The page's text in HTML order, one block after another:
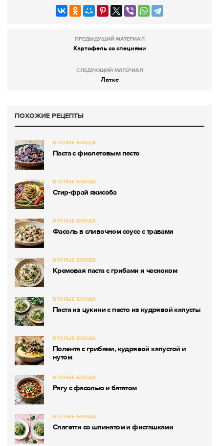
ПРЕДЫДУЩИЙ МАТЕРИАЛ
Картофель со специями
СЛЕДУЮЩИЙ МАТЕРИАЛ
Латке
ПОХОЖИЕ РЕЦЕПТЫ
ВТОРЫЕ БЛЮДА
Паста с фиолетовым песто
ВТОРЫЕ БЛЮДА
Стир-фрай якисоба
ВТОРЫЕ БЛЮДА
Фасоль в сливочном соусе с травами
ВТОРЫЕ БЛЮДА
Кремовая паста с грибами и чесноком
ВТОРЫЕ БЛЮДА
Паста из цукини с песто из кудрявой капусты
ВТОРЫЕ БЛЮДА
Полента с грибами, кудрявой капустой и
нутом
ВТОРЫЕ БЛЮДА
Рагу с фасолью и бататом
ВТОРЫЕ БЛЮДА
Спагетти со шпинатом и фисташками